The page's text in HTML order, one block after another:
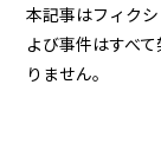
本記事はフィク
よび事件はすべ
りません。